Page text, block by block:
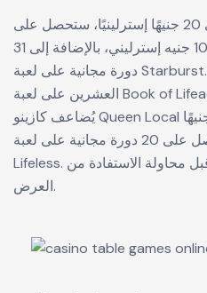
عند إيداعك الثاني بحد أدنى 20 جنيهًا إسترلينيًا، ستحصل على
مكافأة بنسبة 50% تصل إلى 100 جنيه إسترليني، بالإضافة إلى 31
دورة مجانية على لعبة Starburst. استخدم دوراتك المجانية
العشرين على لعبة Book of Lifeactive واكتشف ما يمكنك ربحه.
يُضاعف كازينو Queen Local إيداعك بنسبة 100% حتى 50 جنيهًا
إسترلينيًا، وستحصل على 20 دورة مجانية على لعبة Book of
Lifeless. تأكد من استيفاء هذه الشروط قبل محاولة الاستفادة من
العرض.